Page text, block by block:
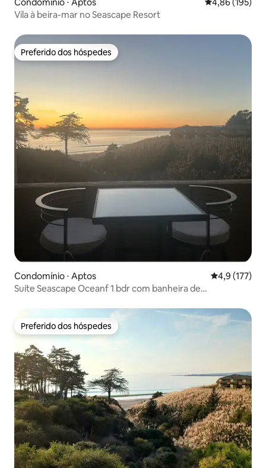
Condomínio ⋅ Aptos 4,86 de uma
4,86 (195)
Vila à beira-mar no Seascape Resort
Preferido dos hóspedes
Preferido dos hóspedes
Condomínio ⋅ Aptos 4,9 de uma
4,9 (177)
Suíte Seascape Oceanf 1 bdr com banheira de
Preferido dos hóspedes
Preferido dos hóspedes